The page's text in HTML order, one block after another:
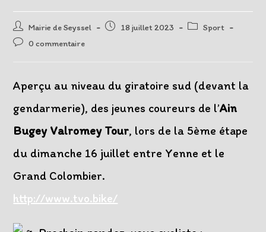
Auteur/autrice
de
Mairie de Seyssel
Post 18 juillet 2023
PostSport
Post0 commentaire
Aperçu au niveau du giratoire sud (devant la
gendarmerie), des jeunes coureurs de l’Ain
Bugey Valromey Tour, lors de la 5ème étape
du dimanche 16 juillet entre Yenne et le
Grand Colombier.
http://www.tvo.bike/